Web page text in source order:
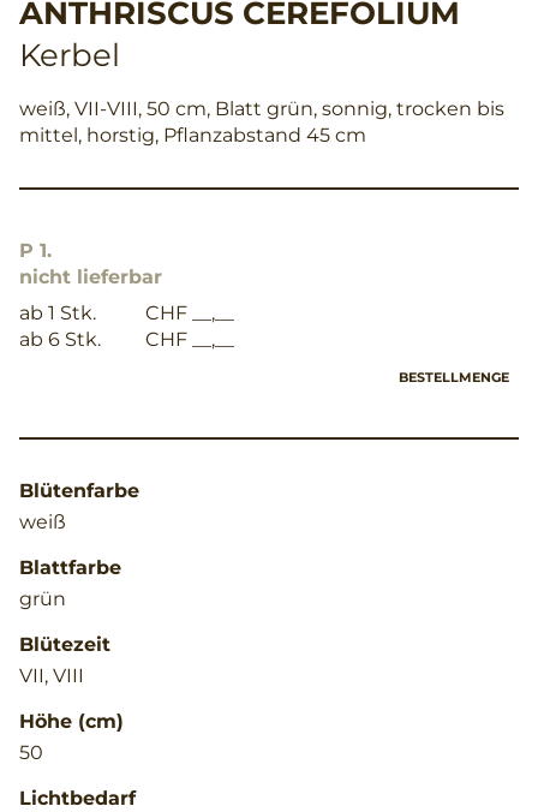
ANTHRISCUS CEREFOLIUM
Kerbel
weiß, VII-VIII, 50 cm, Blatt grün, sonnig, trocken bis
mittel, horstig, Pflanzabstand 45 cm
P 1.
nicht lieferbar
ab 1 Stk.
CHF __,__
ab 6 Stk.
CHF __,__
BESTELLMENGE
Blütenfarbe
weiß
Blattfarbe
grün
Blütezeit
VII, VIII
Höhe (cm)
50
Lichtbedarf